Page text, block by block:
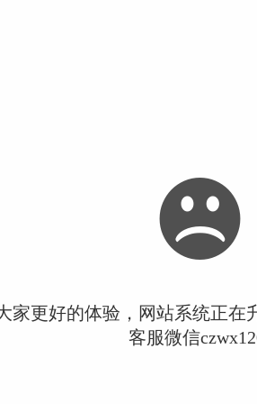
家更好的体验，网站系统正在
客服微信